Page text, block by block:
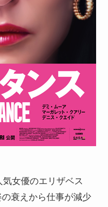
女優のエリザベス
の衰えから仕事が減少